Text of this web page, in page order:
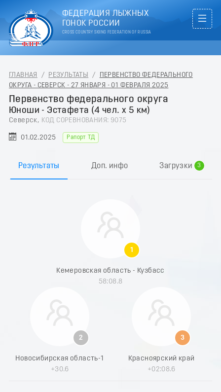
ФЕДЕРАЦИЯ ЛЫЖНЫХ
ГОНОК РОССИИ
CROSS COUNTRY SKIING FEDERATION OF RUSSIA
ГЛАВНАЯ / РЕЗУЛЬТАТЫ /
ПЕРВЕНСТВО ФЕДЕРАЛЬНОГО
ОКРУГА - СЕВЕРСК - 27 ЯНВАРЯ - 01 ФЕВРАЛЯ 2025
Первенство федерального округа
Юноши - Эстафета (4 чел. х 5 км)
Северск, КОД СОРЕВНОВАНИЯ: 9075
01.02.2025 Рапорт ТД
Результаты Доп. инфо Загрузки
3
1
Кемеровская область - Кузбасс
58:08.8
2
Новосибирская область-1
+30.6
3
Красноярский край
+02:08.6